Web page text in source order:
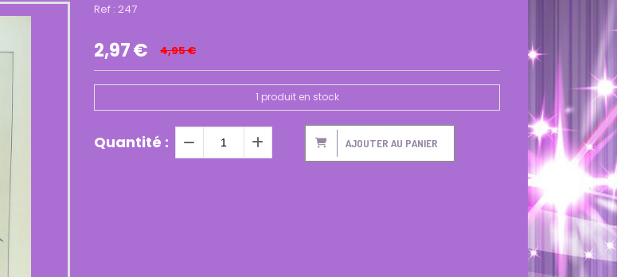
Ref : 247
2,97€ 4,95€
1 produit en stock
Quantité : AJOUTER AU PANIER